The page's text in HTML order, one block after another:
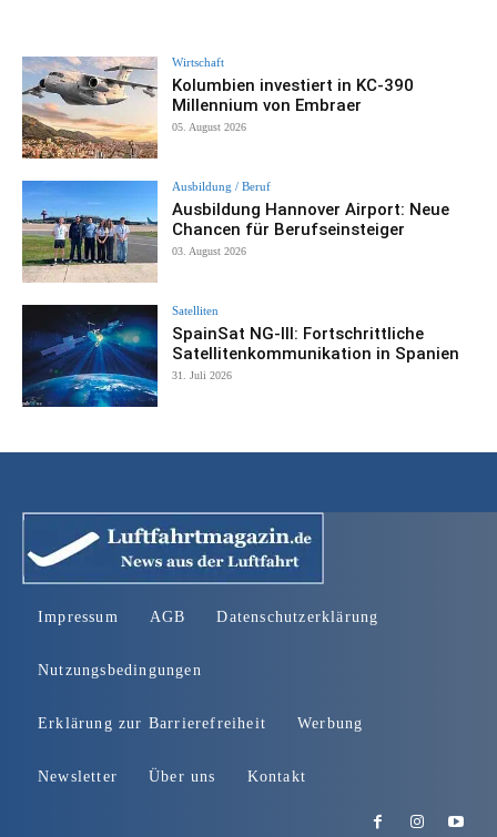
Wirtschaft
Kolumbien investiert in KC-390
Millennium von Embraer
05. August 2026
Ausbildung / Beruf
Ausbildung Hannover Airport: Neue
Chancen für Berufseinsteiger
03. August 2026
Satelliten
SpainSat NG-III: Fortschrittliche
Satellitenkommunikation in Spanien
31. Juli 2026
Impressum AGB Datenschutzerklärung
Nutzungsbedingungen
Erklärung zur Barrierefreiheit Werbung
Newsletter Über uns Kontakt